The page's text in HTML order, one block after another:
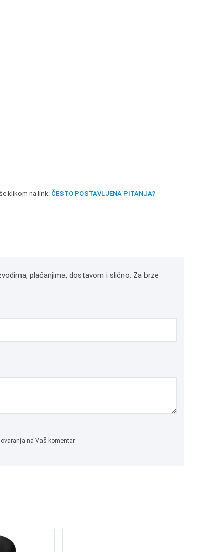
klikom na link: ČESTO POSTAVLJENA PITANJA?
plaćanjima, dostavom i slično. Za brze
na Vaš komentar